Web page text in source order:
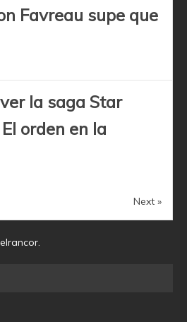
Favreau supe que
la saga Star
orden en la
Next »